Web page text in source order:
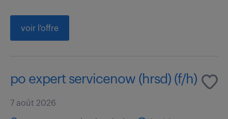
voir l'offre
po expert servicenow (hrsd) (f/h)
7 août 2026